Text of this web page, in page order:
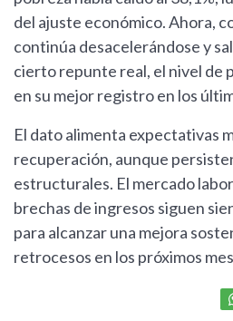
del ajuste económico. Ahora,
continúa desacelerándose y
cierto repunte real, el nivel de
en su mejor registro en los
El dato alimenta expectativas
recuperación, aunque
estructurales. El mercado
brechas de ingresos siguen
para alcanzar una mejora
retrocesos en los próximos